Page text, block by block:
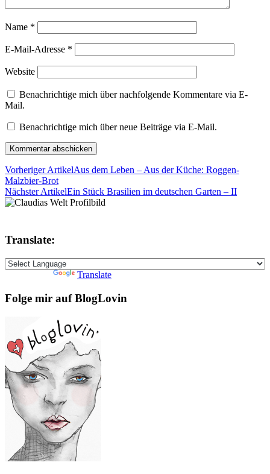
Name *
E-Mail-Adresse *
Website
Benachrichtige mich über nachfolgende Kommentare via E-
Mail.
Benachrichtige mich über neue Beiträge via E-Mail.
Vorheriger ArtikelAus dem Leben – Aus der Küche: Roggen-
Malzbier-Brot
Nächster ArtikelEin Stück Brasilien im deutschen Garten – II
Translate:
Translate
Folge mir auf BlogLovin